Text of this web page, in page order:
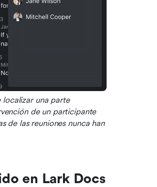
localizar una parte
de un participante
de las reuniones nunca han
en Lark Docs